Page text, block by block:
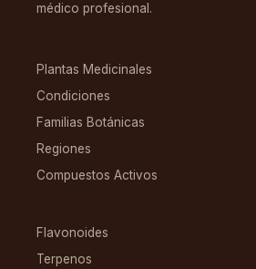
médico profesional.
Plantas Medicinales
Condiciones
Familias Botánicas
Regiones
Compuestos Activos
Flavonoides
Terpenos